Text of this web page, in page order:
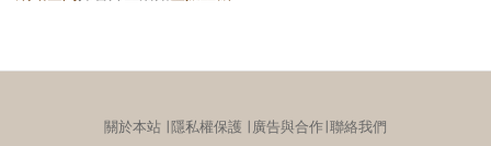
關於本站 ∣隱私權保護 ∣廣告與合作∣聯絡我們